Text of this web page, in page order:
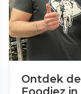
Ontdek
Foodiez